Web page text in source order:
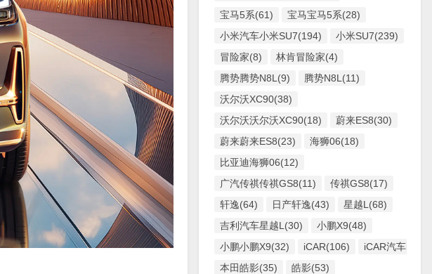
宝马5系(61)
宝马宝马5系(28)
小米汽车小米SU7(194)
小米SU7(239)
冒险家(8)
林肯冒险家(4)
腾势腾势N8L(9)
腾势N8L(11)
沃尔沃XC90(38)
沃尔沃沃尔沃XC90(18)
蔚来ES8(30)
蔚来蔚来ES8(23)
海狮06(18)
比亚迪海狮06(12)
广汽传祺传祺GS8(11)
传祺GS8(17)
轩逸(64)
日产轩逸(43)
星越L(68)
吉利汽车星越L(30)
小鹏X9(48)
小鹏小鹏X9(32)
iCAR(106)
iCAR汽车
本田皓影(35)
皓影(53)